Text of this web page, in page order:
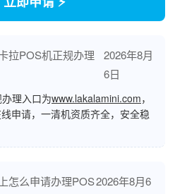
拉POS机正规办理
2026年8月
6日
理入口为www.lakalamini.com，
申请，一清机资质齐全，安全稳
怎么申请办理POS2026年8月6